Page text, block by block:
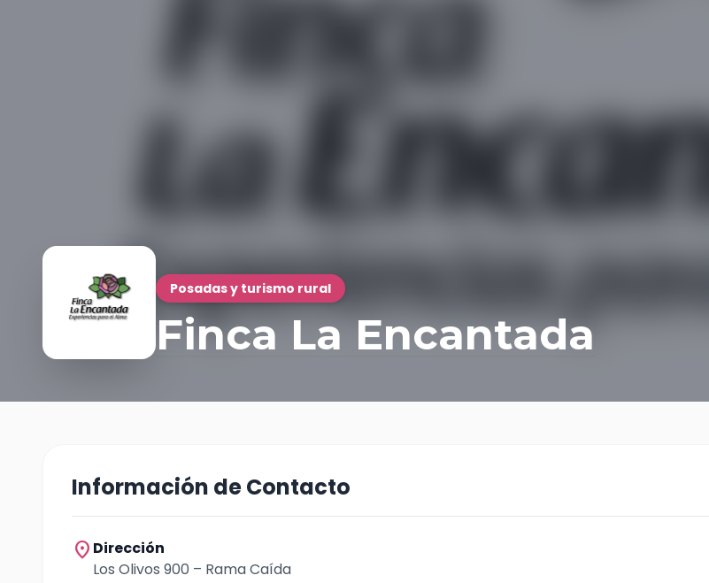
Posadas y turismo rural
Finca La Encantada
Información de Contacto
location_on Dirección
Los Olivos 900 – Rama Caída